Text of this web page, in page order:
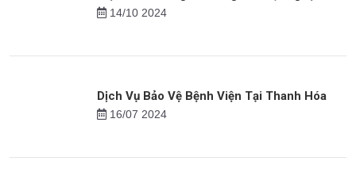
Bảo Vệ Lễ Khánh Thành - Thiên Long Hoàng
Việc làm cho người trung niên tại Nghệ An